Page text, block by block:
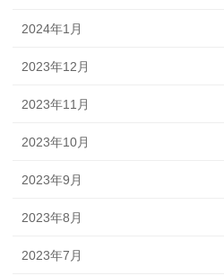
2024年1月
2023年12月
2023年11月
2023年10月
2023年9月
2023年8月
2023年7月